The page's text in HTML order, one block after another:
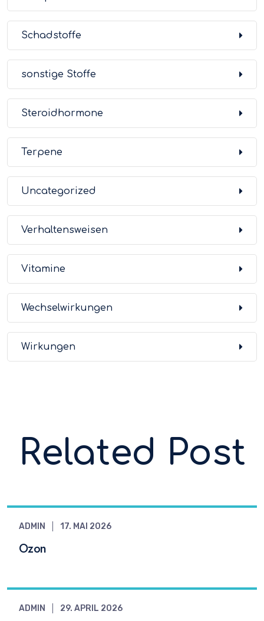
Schadstoffe
sonstige Stoffe
Steroidhormone
Terpene
Uncategorized
Verhaltensweisen
Vitamine
Wechselwirkungen
Wirkungen
Related Post
ADMIN 17. MAI 2026
Ozon
ADMIN 29. APRIL 2026